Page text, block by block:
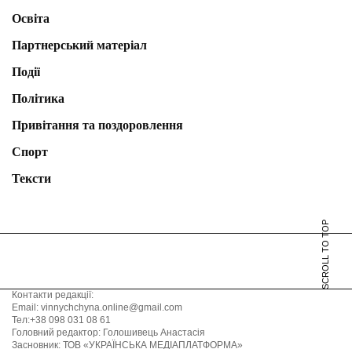
Освіта
Партнерський матеріал
Події
Політика
Привітання та поздоровлення
Спорт
Тексти
SCROLL TO TOP
Контакти редакції:
Email: vinnychchyna.online@gmail.com
Тел:+38 098 031 08 61
Головний редактор: Голошивець Анастасія
Засновник: ТОВ «УКРАЇНСЬКА МЕДІАПЛАТФОРМА»